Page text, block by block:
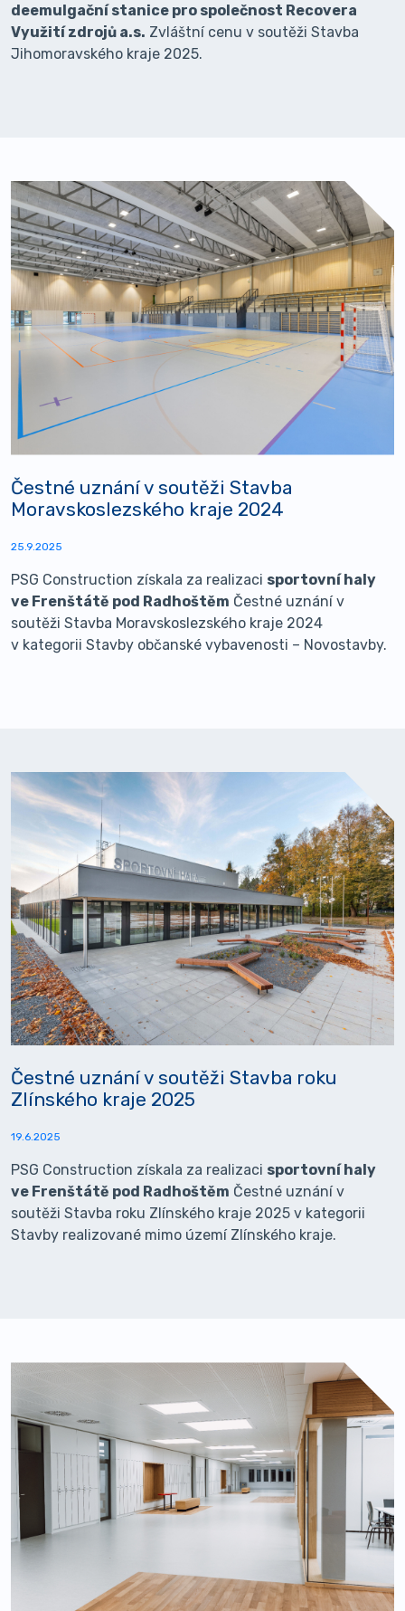
deemulgační stanice pro společnost Recovera
Využití zdrojů a.s. Zvláštní cenu v soutěži Stavba
Jihomoravského kraje 2025.
Čestné uznání v soutěži Stavba
Moravskoslezského kraje 2024
25.9.2025
PSG Construction získala za realizaci sportovní haly
ve Frenštátě pod Radhoštěm Čestné uznání v
soutěži Stavba Moravskoslezského kraje 2024
v kategorii Stavby občanské vybavenosti – Novostavby.
Čestné uznání v soutěži Stavba roku
Zlínského kraje 2025
19.6.2025
PSG Construction získala za realizaci sportovní haly
ve Frenštátě pod Radhoštěm Čestné uznání v
soutěži Stavba roku Zlínského kraje 2025 v kategorii
Stavby realizované mimo území Zlínského kraje.